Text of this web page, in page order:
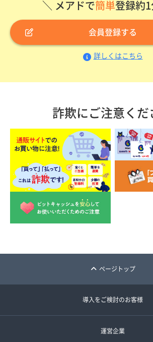
＼ メアドで簡単登録約1
会員登録する
詳しくはこちら
詐欺にご注意くだ
ページトップ
導入をご検討のお客様
運営企業